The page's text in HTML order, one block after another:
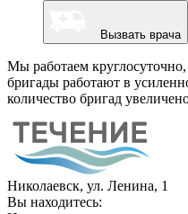
Вызвать врача
Мы работаем
бригады работают в
количество бригад
Николаевск, ул. Ленина, 1
Вы находитесь: